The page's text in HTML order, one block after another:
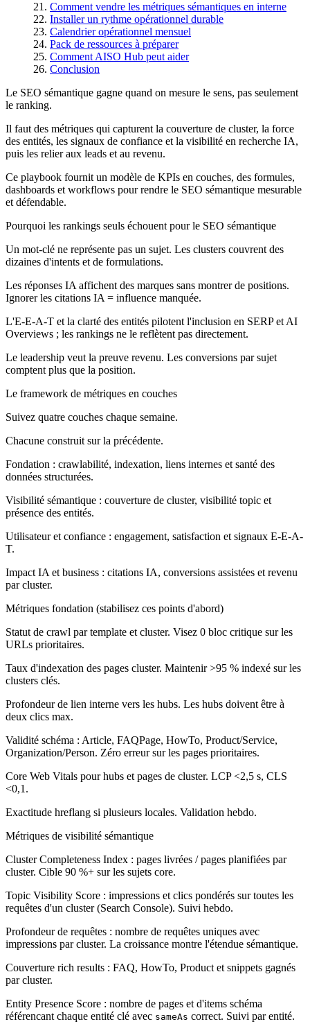
Comment vendre les métriques sémantiques en interne
Installer un rythme opérationnel durable
Calendrier opérationnel mensuel
Pack de ressources à préparer
Comment AISO Hub peut aider
Conclusion
Le SEO sémantique gagne quand on mesure le sens, pas seulement
le ranking.
Il faut des métriques qui capturent la couverture de cluster, la force
des entités, les signaux de confiance et la visibilité en recherche IA,
puis les relier aux leads et au revenu.
Ce playbook fournit un modèle de KPIs en couches, des formules,
dashboards et workflows pour rendre le SEO sémantique mesurable
et défendable.
Pourquoi les rankings seuls échouent pour le SEO sémantique
Un mot-clé ne représente pas un sujet. Les clusters couvrent des
dizaines d'intents et de formulations.
Les réponses IA affichent des marques sans montrer de positions.
Ignorer les citations IA = influence manquée.
L'E-E-A-T et la clarté des entités pilotent l'inclusion en SERP et AI
Overviews ; les rankings ne le reflètent pas directement.
Le leadership veut la preuve revenu. Les conversions par sujet
comptent plus que la position.
Le framework de métriques en couches
Suivez quatre couches chaque semaine.
Chacune construit sur la précédente.
Fondation : crawlabilité, indexation, liens internes et santé des
données structurées.
Visibilité sémantique : couverture de cluster, visibilité topic et
présence des entités.
Utilisateur et confiance : engagement, satisfaction et signaux E-E-A-
T.
Impact IA et business : citations IA, conversions assistées et revenu
par cluster.
Métriques fondation (stabilisez ces points d'abord)
Statut de crawl par template et cluster. Visez 0 bloc critique sur les
URLs prioritaires.
Taux d'indexation des pages cluster. Maintenir >95 % indexé sur les
clusters clés.
Profondeur de lien interne vers les hubs. Les hubs doivent être à
deux clics max.
Validité schéma : Article, FAQPage, HowTo, Product/Service,
Organization/Person. Zéro erreur sur les pages prioritaires.
Core Web Vitals pour hubs et pages de cluster. LCP <2,5 s, CLS
<0,1.
Exactitude hreflang si plusieurs locales. Validation hebdo.
Métriques de visibilité sémantique
Cluster Completeness Index : pages livrées / pages planifiées par
cluster. Cible 90 %+ sur les sujets core.
Topic Visibility Score : impressions et clics pondérés sur toutes les
requêtes d'un cluster (Search Console). Suivi hebdo.
Profondeur de requêtes : nombre de requêtes uniques avec
impressions par cluster. La croissance montre l'étendue sémantique.
Couverture rich results : FAQ, HowTo, Product et snippets gagnés
par cluster.
Entity Presence Score : nombre de pages et d'items schéma
référencant chaque entité clé avec sameAs correct. Suivi par entité.